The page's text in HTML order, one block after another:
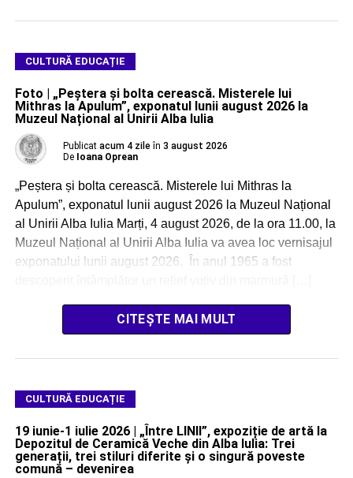
CULTURĂ EDUCAȚIE
Foto | „Peștera și bolta cerească. Misterele lui
Mithras la Apulum”, exponatul lunii august 2026 la
Muzeul Național al Unirii Alba Iulia
Publicat acum 4 zile în 3 august 2026
De Ioana Oprean
„Peștera și bolta cerească. Misterele lui Mithras la
Apulum”, exponatul lunii august 2026 la Muzeul Național
al Unirii Alba Iulia Marți, 4 august 2026, de la ora 11.00, la
Muzeul Național al Unirii Alba Iulia va avea loc vernisajul
exponatului lunii august 2026. În anul 1965 a fost
CITEȘTE MAI MULT
CULTURĂ EDUCAȚIE
19 iunie-1 iulie 2026 | „Între LINII”, expoziție de artă la
Depozitul de Ceramică Veche din Alba Iulia: Trei
generații, trei stiluri diferite și o singură poveste
comună – devenirea